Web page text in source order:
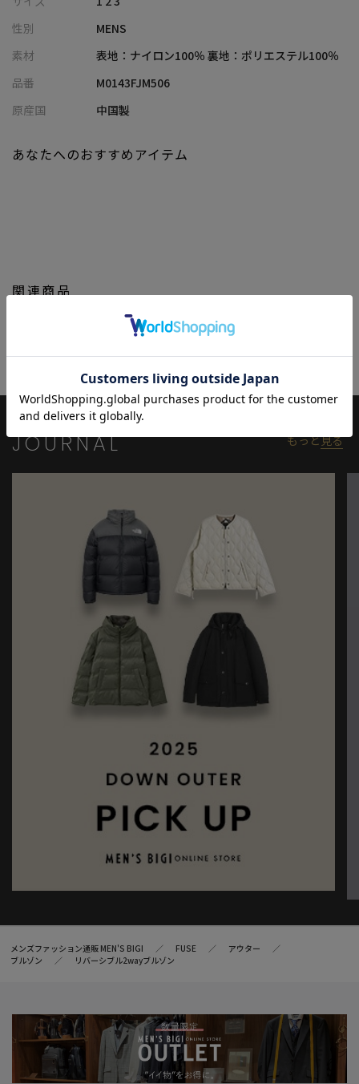
デザイン性だけでなく、実用性にも優れ、日常使いでもアウトド
アでも十分な収納力を発揮します。
裏面のフリースブルゾンはアウトドアに適した暖かさと柔らかさ
その日の気分やシーンに合わせて、スタイリングを自在に楽しむ
ことができます。
ゆったりとしたオーバーサイズのシルエットですが、裾にはアジ
すっぽりとかぶれる大き目のフードにもドローコードを搭載して
おり、フィット感を調整することで突然の雨風にも対応します。
※照明・光の加減、PCやスマートフォンなどの環境により、製品
と画像のカラーの見え方が異なる場合がございます。
※画像はサンプルのため、色味やサイズ等の仕様が変更になる場
合がございます。
個体差が生じる場合がございます。
性別
MENS
素材
表地：ナイロン100％ 裏地：ポリエステル100％
品番
M0143FJM506
原産国
中国製
関連商品
あなたへのおすすめアイテム
JOURNAL もっと見る
メンズファッション通販 MEN'S BIGI FUSE
アウター
ブルゾン
リバーシブル2wayブルゾン